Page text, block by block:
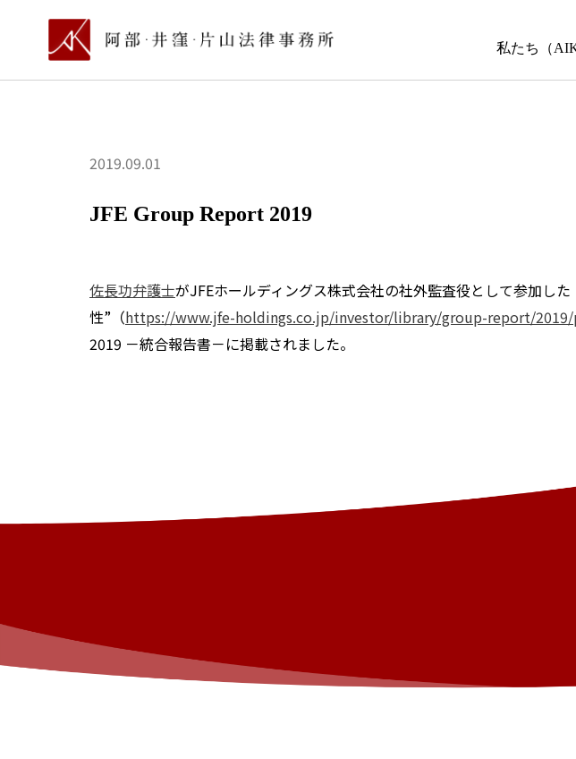
私たち（
2019.09.01
JFE Group Report 2019
佐長功弁護士がJFEホールディングス株式会社の社外監査役として参加し
性”（https://www.jfe-holdings.co.jp/investor/library/group-report/
2019 －統合報告書－に掲載されました。